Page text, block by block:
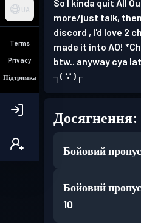
UA
Terms
Privacy
Підтримка
So I kinda quit All
more/just talk,
discord , I'd love 2
made it into AO!
btw.. anyway cya
┐⁠(⁠ ⁠∵⁠ ⁠)⁠┌
Досягнення:
Бойовий
Бойовий
10